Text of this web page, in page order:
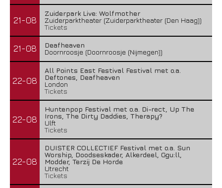
21-08
Zuiderpark Live: Wolfmother
Zuiderparktheater (Zuiderparktheater (Den Haag))
Tickets
21-08
Deafheaven
Doornroosje (Doornroosje (Nijmegen))
22-08
All Points East Festival Festival met o.a.
Deftones, Deafheaven
London
Tickets
22-08
Huntenpop Festival met o.a. Di-rect, Up The
Irons, The Dirty Daddies, Therapy?
Ulft
Tickets
22-08
DUISTER COLLECTIEF Festival met o.a. Sun
Worship, Doodseskader, Alkerdeel, Ggu:ll,
Modder, Terzij De Horde
Utrecht
Tickets